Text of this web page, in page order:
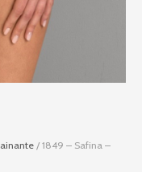
/ 1849 – Safina –